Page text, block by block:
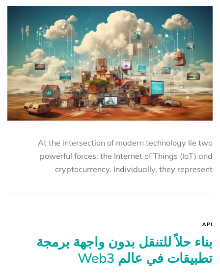
At the intersection of modern technology lie two
powerful forces: the Internet of Things (IoT) and
cryptocurrency. Individually, they represent
API
بناء حلاً للتنقل بدون واجهة برمجة
تطبيقات في عالم Web3